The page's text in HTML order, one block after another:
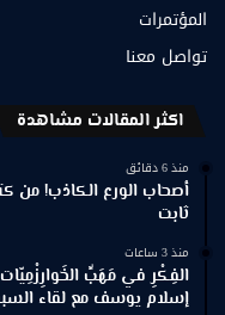
المؤتمرات
تواصل معنا
اكثر المقالات مشاهدة
منذ 6 دقائق
أصحاب الورع الكاذب!
ثابت
منذ 3 ساعات
الفِكْرِ في مَهَبِّ
إسلام يوسف مع لقاء